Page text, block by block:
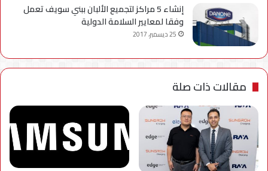
إنشاء 5 مراكز لتجميع الألبان ببني سويف تعمل
وفقا لمعايير السلامة الدولية
25 ديسمبر، 2017
مقالات ذات صلة